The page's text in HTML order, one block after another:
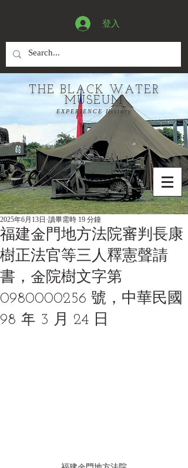
登入
THE BLACK WATER
MUSEUM
EXPERIENCE History
福建金門地方法院審判長康
樹正法官等三人釋憲聲請
書，金院樹文字第
0980000256 號，中華民國
98 年 3 月 24 日
2025年6月13日 讀畢需時 19 分鐘